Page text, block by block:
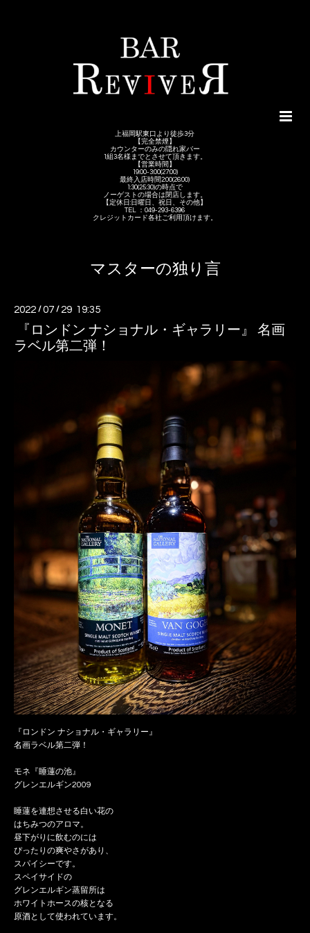
上福岡駅東口より徒歩3分
【完全禁煙】
カウンターのみの隠れ家バー
1組3名様までとさせて頂きます。
【営業時間】
19:00-3:00(27:00)
最終入店時間2:00(26:00)
1:30(25:30)の時点で
ノーゲストの場合は閉店します。
【定休日:日曜日、祝日、その他】
TEL ：049-293-6396
クレジットカード各社ご利用頂けます。
マスターの独り言
2022 /07 / 29 19:35
『ロンドン ナショナル・ギャラリー』 名画
ラベル第二弾！
『ロンドン ナショナル・ギャラリー』
名画ラベル第二弾！
モネ『睡蓮の池』
グレンエルギン2009
睡蓮を連想させる白い花の
はちみつのアロマ。
昼下がりに飲むのには
ぴったりの爽やさがあり、
スパイシーです。
スペイサイドの
グレンエルギン蒸留所は
ホワイトホースの核となる
原酒として使われています。